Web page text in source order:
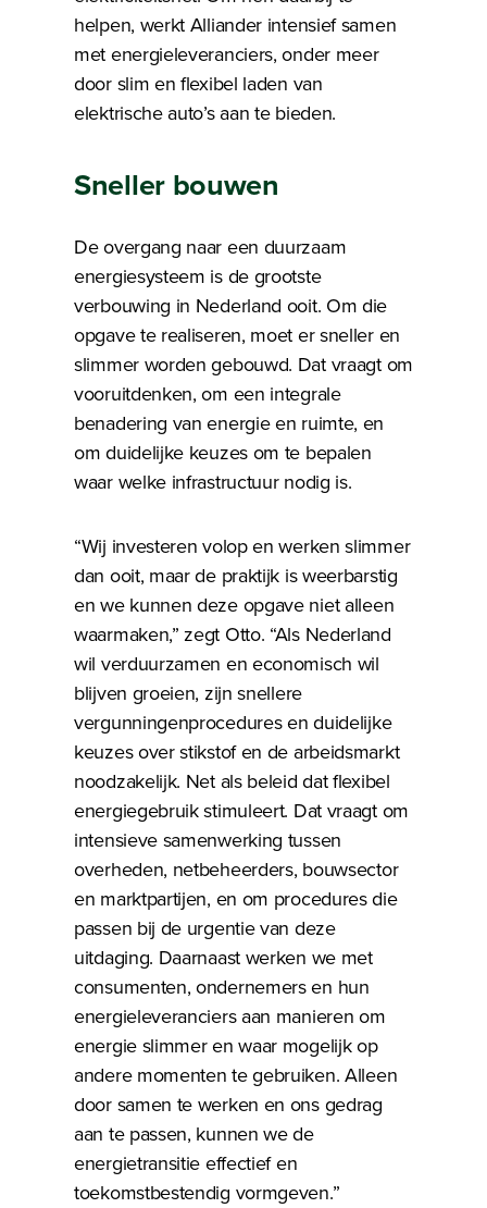
helpen, werkt Alliander intensief samen
met energieleveranciers, onder meer
door slim en flexibel laden van
elektrische auto’s aan te bieden.
Sneller bouwen
De overgang naar een duurzaam
energiesysteem is de grootste
verbouwing in Nederland ooit. Om die
opgave te realiseren, moet er sneller en
slimmer worden gebouwd. Dat vraagt om
vooruitdenken, om een integrale
benadering van energie en ruimte, en
om duidelijke keuzes om te bepalen
waar welke infrastructuur nodig is.
“Wij investeren volop en werken slimmer
dan ooit, maar de praktijk is weerbarstig
en we kunnen deze opgave niet alleen
waarmaken,” zegt Otto. “Als Nederland
wil verduurzamen en economisch wil
blijven groeien, zijn snellere
vergunningenprocedures en duidelijke
keuzes over stikstof en de arbeidsmarkt
noodzakelijk. Net als beleid dat flexibel
energiegebruik stimuleert. Dat vraagt om
intensieve samenwerking tussen
overheden, netbeheerders, bouwsector
en marktpartijen, en om procedures die
passen bij de urgentie van deze
uitdaging. Daarnaast werken we met
consumenten, ondernemers en hun
energieleveranciers aan manieren om
energie slimmer en waar mogelijk op
andere momenten te gebruiken. Alleen
door samen te werken en ons gedrag
aan te passen, kunnen we de
energietransitie effectief en
toekomstbestendig vormgeven.”